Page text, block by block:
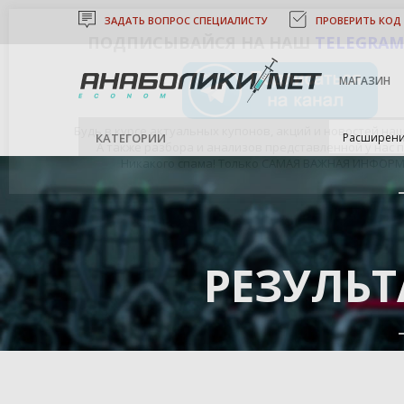
ЗАДАТЬ ВОПРОС СПЕЦИАЛИСТУ ПРОВЕРИТЬ
МАГАЗИН
КАТЕГОРИИ
ПОДПИСЫВАЙСЯ НА НАШ
Будь в курсе актуальных купонов, акций и новостей
А также разбора и анализов представленной у нас